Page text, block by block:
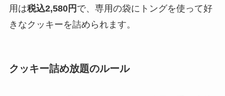
用は税込2,580円 で、専用の袋にトングを使って好
きなクッキーを詰められます。
クッキー詰め放題のルール